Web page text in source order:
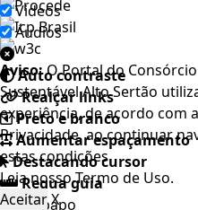
Videos
Áudios
Auto contraste
Realçar links
Preto e branco
Aumentar espaçamento
Destacando cursor
Regua guia
Aviso:O Portal do
Sustentável Alto Sertão
experiência, de acordo com
Privacidade, ao continuar
estas condições
Leia nossoTermo de Uso.
AceitarX